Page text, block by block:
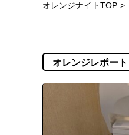
オレンジナイトTOP
オレンジレポート